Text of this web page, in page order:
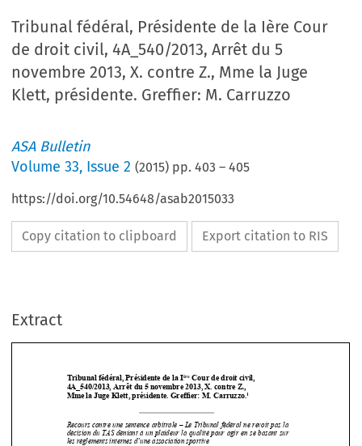
Tribunal fédéral, Présidente de la Ière Cour
de droit civil, 4A_540/2013, Arrêt du 5
novembre 2013, X. contre Z., Mme la Juge
Klett, présidente. Greffier: M. Carruzzo
ASA Bulletin
Volume33, Issue 2 (2015) pp.403 –405
https://doi.org/10.54648/asab2015033
Copy citation to clipboard Export citation to RIS
Extract
  







4A_540/2013, Arrêt du 5 novembre 2013, X. contre Z.,
Recours contre une sentence arbitrale – Le Tribunal fédéral ne revoit pas la
décision du TAS déniant à un plaideur la qualité pour agir en se basant sur
les règlements internes d’une association sportive
Schiedsbeschwerde  –  Das  Bundesgericht  kann  einen  TAS-Entscheid,  der
einer   Partei   aufgrund   interner Verbandsregeln   die   Klageberechtigung